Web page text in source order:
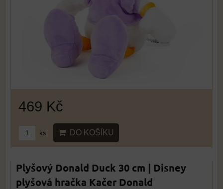
469 Kč
ks DO KOŠÍKU
Plyšový Donald Duck 30 cm | Disney
plyšová hračka Kačer Donald